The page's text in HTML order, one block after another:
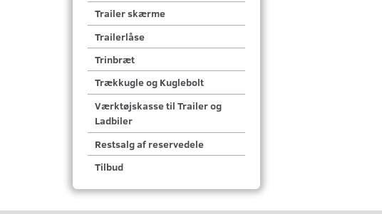
Trailer skærme
Trailerlåse
Trinbræt
Trækkugle og Kuglebolt
Værktøjskasse til Trailer og
Ladbiler
Restsalg af reservedele
Tilbud